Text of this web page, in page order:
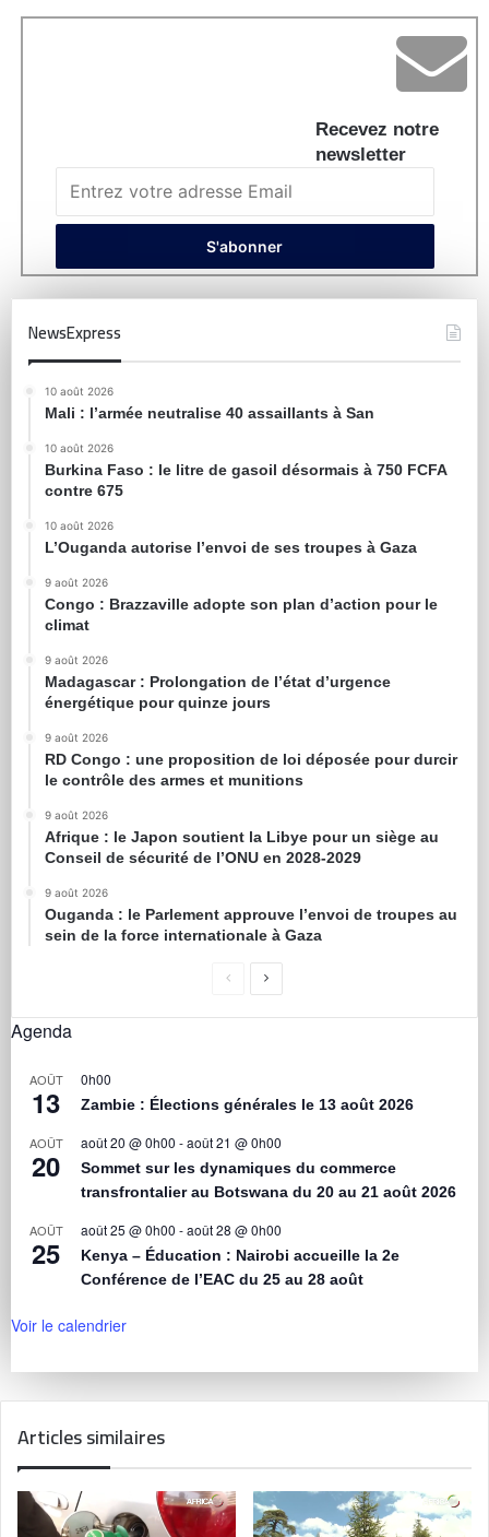
Recevez notre
newsletter
NewsExpress
10 août 2026
Mali : l’armée neutralise 40 assaillants à San
10 août 2026
Burkina Faso : le litre de gasoil désormais à 750 FCFA
contre 675
10 août 2026
L’Ouganda autorise l’envoi de ses troupes à Gaza
9 août 2026
Congo : Brazzaville adopte son plan d’action pour le
climat
9 août 2026
Madagascar : Prolongation de l’état d’urgence
énergétique pour quinze jours
9 août 2026
RD Congo : une proposition de loi déposée pour durcir
le contrôle des armes et munitions
9 août 2026
Afrique : le Japon soutient la Libye pour un siège au
Conseil de sécurité de l’ONU en 2028-2029
9 août 2026
Ouganda : le Parlement approuve l’envoi de troupes au
sein de la force internationale à Gaza
Agenda
AOÛT
13
0h00
Zambie : Élections générales le 13 août 2026
AOÛT
20
août 20 @ 0h00 -août 21 @ 0h00
Sommet sur les dynamiques du commerce
transfrontalier au Botswana du 20 au 21 août 2026
AOÛT
25
août 25 @ 0h00 -août 28 @ 0h00
Kenya – Éducation : Nairobi accueille la 2e
Conférence de l’EAC du 25 au 28 août
Voir le calendrier
Articles similaires